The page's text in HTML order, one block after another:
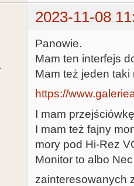
2023-11-08
Panowie.
Mam ten interfejs
Mam też jeden taki
https://
I mam
I mam też fajny
mory pod Hi-Rez
Monitor to albo
zainteresowanych